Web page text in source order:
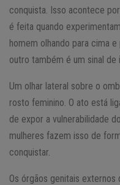
conquista. Isso acontece
é feita quando
homem olhando para cima
outro também é um sinal de
Um olhar lateral sobre o
rosto feminino. O ato está
de expor a vulnerabilidade
mulheres fazem isso de
conquistar.
Os órgãos genitais